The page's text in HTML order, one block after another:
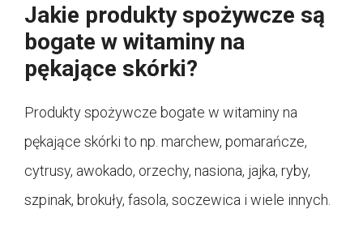
Jakie produkty spożywcze są
bogate w witaminy na
pękające skórki?
Produkty spożywcze bogate w witaminy na
pękające skórki to np. marchew, pomarańcze,
cytrusy, awokado, orzechy, nasiona, jajka, ryby,
szpinak, brokuły, fasola, soczewica i wiele innych.